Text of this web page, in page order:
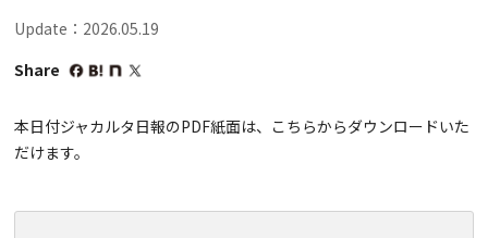
Update：2026.05.19
Share
本日付ジャカルタ日報のPDF紙面は、こちらからダウンロードいた
だけます。